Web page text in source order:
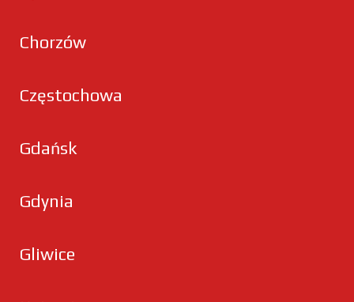
Chorzów
Częstochowa
Gdańsk
Gdynia
Gliwice